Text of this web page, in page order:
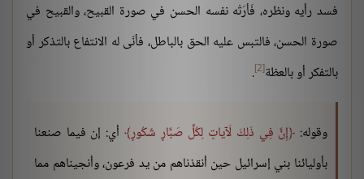
فسد رأيه ونظره، فَأرَتْه نفسه الحسن في صورة القبيح، والقبيح في
صورة الحسن، فالتبس عليه الحق بالباطل، فأنّى له الانتفاع بالتذكر أو
بالتفكر أو بالعظة[2]
.
وقوله: إِنَّ فِي ذَلِكَ لَآياتٍ لِكُلِّ صَبَّارٍ شَكُورٍ أي: إن فيما صنعنا
بأوليائنا بني إسرائيل حين أنقذناهم من يد فرعون، وأنجيناهم مما